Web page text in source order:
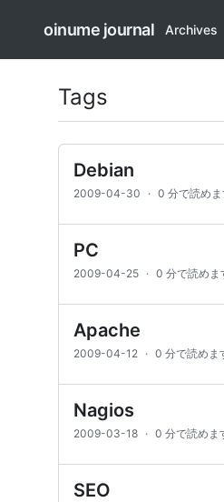
oinume journal Archives
Tags
Debian
2009-04-30 · 0 分で読めま
PC
2009-04-25 · 0 分で読めま
Apache
2009-04-12 · 0 分で読めま
Nagios
2009-03-18 · 0 分で読めま
SEO